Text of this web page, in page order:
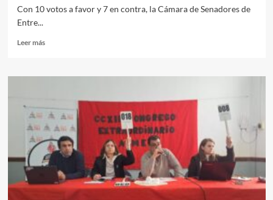
Con 10 votos a favor y 7 en contra, la Cámara de Senadores de
Entre...
Leer másRead
Entre
sanción
el
Senado
para
la
polémica
reforma